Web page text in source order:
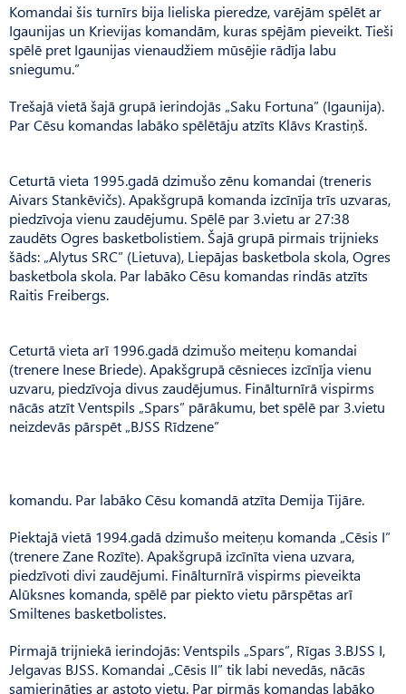
Komandai šis turnīrs bija lieliska pieredze, varējām spēlēt ar
Igaunijas un Krievijas komandām, kuras spējām pieveikt. Tieši
spēlē pret Igaunijas vienaudžiem mūsējie rādīja labu
sniegumu.”
Trešajā vietā šajā grupā ierindojās „Saku Fortuna” (Igaunija).
Par Cēsu komandas labāko spēlētāju atzīts Klāvs Krastiņš.
Ceturtā vieta 1995.gadā dzimušo zēnu komandai (treneris
Aivars Stankēvičs). Apakšgrupā komanda izcīnīja trīs uzvaras,
piedzīvoja vienu zaudējumu. Spēlē par 3.vietu ar 27:38
zaudēts Ogres basketbolistiem. Šajā grupā pirmais trijnieks
šāds: „Alytus SRC” (Lietuva), Liepājas basketbola skola, Ogres
basketbola skola. Par labāko Cēsu komandas rindās atzīts
Raitis Freibergs.
Ceturtā vieta arī 1996.gadā dzimušo meiteņu komandai
(trenere Inese Briede). Apakšgrupā cēsnieces izcīnīja vienu
uzvaru, piedzīvoja divus zaudējumus. Finālturnīrā vispirms
nācās atzīt Ventspils „Spars” pārākumu, bet spēlē par 3.vietu
neizdevās pārspēt „BJSS Rīdzene”
komandu. Par labāko Cēsu komandā atzīta Demija Tijāre.
Piektajā vietā 1994.gadā dzimušo meiteņu komanda „Cēsis I”
(trenere Zane Rozīte). Apakšgrupā izcīnīta viena uzvara,
piedzīvoti divi zaudējumi. Finālturnīrā vispirms pieveikta
Alūksnes komanda, spēlē par piekto vietu pārspētas arī
Smiltenes basketbolistes.
Pirmajā trijniekā ierindojās: Ventspils „Spars”, Rīgas 3.BJSS I,
Jelgavas BJSS. Komandai „Cēsis II” tik labi nevedās, nācās
samierināties ar astoto vietu. Par pirmās komandas labāko